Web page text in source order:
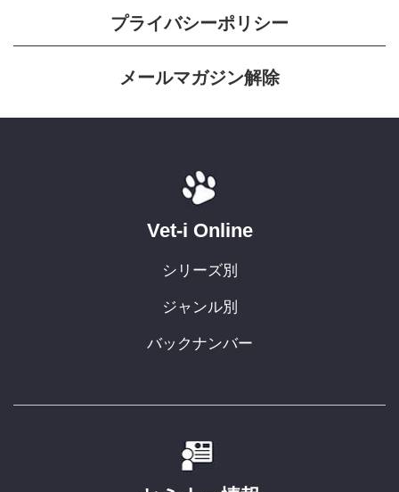
プライバシーポリシー
メールマガジン解除
Vet-i Online
シリーズ別
ジャンル別
バックナンバー